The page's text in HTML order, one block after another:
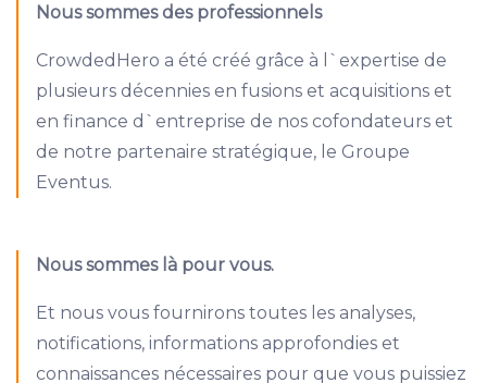
Nous sommes des professionnels
CrowdedHero a été créé grâce à l`expertise de
plusieurs décennies en fusions et acquisitions et
en finance d`entreprise de nos cofondateurs et
de notre partenaire stratégique, le Groupe
Eventus.
Nous sommes là pour vous.
Et nous vous fournirons toutes les analyses,
notifications, informations approfondies et
connaissances nécessaires pour que vous puissiez